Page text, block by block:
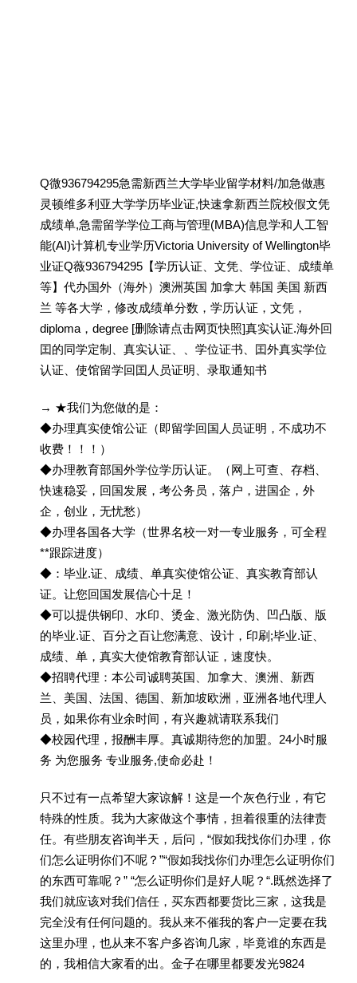
Q微936794295急需新西兰大学毕业留学材料/加急做惠
灵顿维多利亚大学学历毕业证,快速拿新西兰院校假文凭
成绩单,急需留学学位工商与管理(MBA)信息学和人工智
能(AI)计算机专业学历Victoria University of Wellington毕
业证Q薇936794295【学历认证、文凭、学位证、成绩单
等】代办国外（海外）澳洲英国 加拿大 韩国 美国 新西
兰 等各大学，修改成绩单分数，学历认证，文凭，
diploma，degree [删除请点击网页快照]真实认证.海外回
囯的同学定制、真实认证、、学位证书、囯外真实学位
认证、使馆留学回囯人员证明、录取通知书
→ ★我们为您做的是：
◆办理真实使馆公证（即留学回国人员证明，不成功不
收费！！！）
◆办理教育部国外学位学历认证。（网上可查、存档、
快速稳妥，回国发展，考公务员，落户，进国企，外
企，创业，无忧愁）
◆办理各国各大学（世界名校一对一专业服务，可全程
**跟踪进度）
◆：毕业.证、成绩、单真实使馆公证、真实教育部认
证。让您回国发展信心十足！
◆可以提供钢印、水印、烫金、激光防伪、凹凸版、版
的毕业.证、百分之百让您满意、设计，印刷;毕业.证、
成绩、单，真实大使馆教育部认证，速度快。
◆招聘代理：本公司诚聘英国、加拿大、澳洲、新西
兰、美国、法国、德国、新加坡欧洲，亚洲各地代理人
员，如果你有业余时间，有兴趣就请联系我们
◆校园代理，报酬丰厚。真诚期待您的加盟。24小时服
务 为您服务 专业服务,使命必赴！
只不过有一点希望大家谅解！这是一个灰色行业，有它
特殊的性质。我为大家做这个事情，担着很重的法律责
任。有些朋友咨询半天，后问，“假如我找你们办理，你
们怎么证明你们不呢？”“假如我找你们办理怎么证明你们
的东西可靠呢？” “怎么证明你们是好人呢？“.既然选择了
我们就应该对我们信任，买东西都要货比三家，这我是
完全没有任何问题的。我从来不催我的客户一定要在我
这里办理，也从来不客户多咨询几家，毕竟谁的东西是
的，我相信大家看的出。金子在哪里都要发光9824